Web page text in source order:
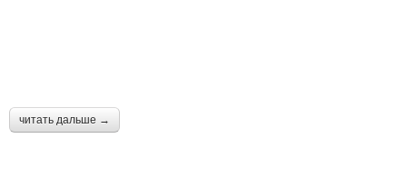
читать дальше →